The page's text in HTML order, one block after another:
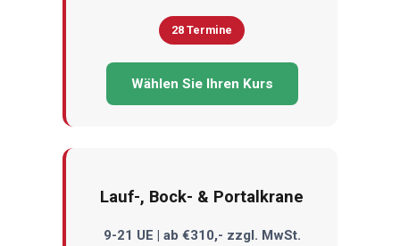
28 Termine
Wählen Sie Ihren Kurs
Lauf-, Bock- & Portalkrane
9-21 UE | ab €310,- zzgl. MwSt.